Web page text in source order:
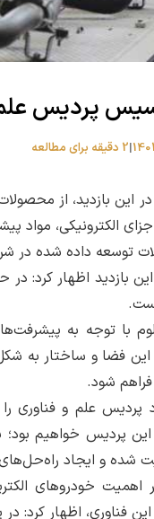
پردیس
|2 دقیقه برای مطالعه
این بازدید، از
الکترونیکی، مواد
توسعه داده شده در
بازدید اظهار کرد:
با توجه به
این فضا و ساختار به
شود.
پردیس علم و فناوری
پردیس خواهیم
شده و ایجاد
اهمیت خودروهای
این فناوری، اظهار